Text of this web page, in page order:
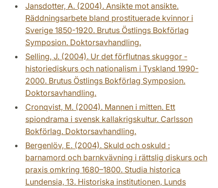
Jansdotter, A. (2004). Ansikte mot ansikte.
Räddningsarbete bland prostituerade kvinnor i
Sverige 1850-1920. Brutus Östlings Bokförlag
Symposion. Doktorsavhandling.
Selling, J. (2004). Ur det förflutnas skuggor -
historiediskurs och nationalism i Tyskland 1990-
2000. Brutus Östlings Bokförlag Symposion.
Doktorsavhandling.
Cronqvist, M. (2004). Mannen i mitten. Ett
spiondrama i svensk kallakrigskultur. Carlsson
Bokförlag. Doktorsavhandling.
Bergenlöv, E. (2004). Skuld och oskuld :
barnamord och barnkvävning i rättslig diskurs och
praxis omkring 1680–1800. Studia historica
Lundensia, 13. Historiska institutionen, Lunds